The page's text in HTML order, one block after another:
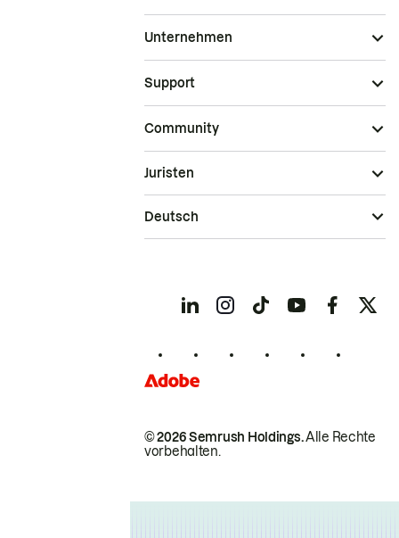
Unternehmen
Support
Community
© 2026 Semrush Holdings.Alle Rechte
vorbehalten.
Juristen
Deutsch